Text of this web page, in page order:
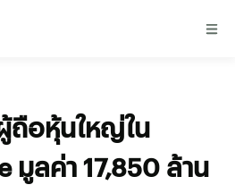
ถือหุ้นใหญ่ใน
มูลค่า 17,850 ล้าน